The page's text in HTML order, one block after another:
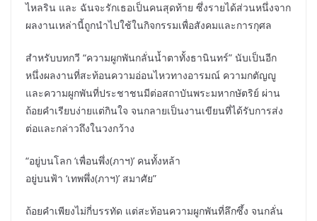
ไหลริน และ ฉันจะรักเธอเป็นคนสุดท้าย ซึ่งรายได้ส่วนหนึ่งจาก
ผลงานเหล่านี้ถูกนำไปใช้ในกิจกรรมเพื่อสังคมและการกุศล
สำหรับบทกวี “ความผูกพันกลั่นน้ำตาทั้งธานินทร์” นับเป็นอีก
หนึ่งผลงานที่สะท้อนความอ่อนไหวทางอารมณ์ ความกตัญญู
และความผูกพันที่ประชาชนมีต่อสถาบันพระมหากษัตริย์ ผ่าน
ถ้อยคำเรียบง่ายแต่กินใจ จนกลายเป็นงานเขียนที่ได้รับการส่ง
ต่อและกล่าวถึงในวงกว้าง
“อยู่บนโลก ‘เพื่อนพึ่ง(ภาฯ)’ คนทั้งหล้า
อยู่บนฟ้า ‘เทพพึ่ง(ภาฯ)’ สมาศัย”
ถ้อยคำเพียงไม่กี่บรรทัด แต่สะท้อนความผูกพันที่ลึกซึ้ง จนกลั่น